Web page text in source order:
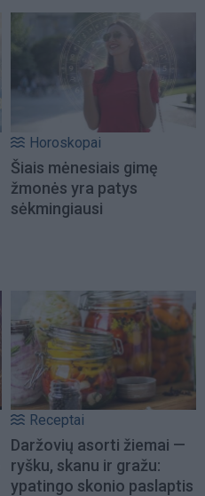
Horoskopai
Šiais mėnesiais gimę
žmonės yra patys
sėkmingiausi
Receptai
Daržovių asorti žiemai —
ryšku, skanu ir gražu:
ypatingo skonio paslaptis